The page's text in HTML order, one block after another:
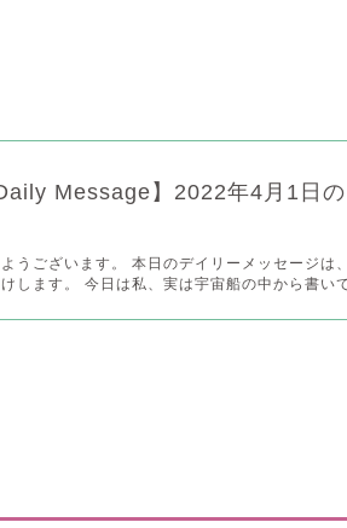
Daily Message】2022年4月1日
うございます。 本日のデイリーメッセージは
します。 今日は私、実は宇宙船の中から書い